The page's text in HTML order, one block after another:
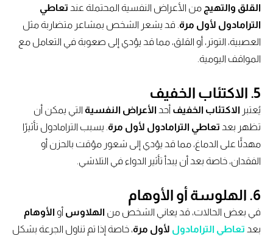
القلق والتهيجمن الأعراض النفسية المحتملة عندتعاطي
الترامادول لأول مرة. قد يشعر الشخص بمشاعر متضاربة مثل
العصبية، التوتر، أو القلق، مما قد يؤدي إلى صعوبة في التعامل مع
المواقف اليومية.
5. الاكتئاب الخفيف
يُعتبرالاكتئاب الخفيفأحدالأعراض النفسيةالتي يمكن أن
تظهر بعدتعاطي الترامادول لأول مرة. يسبب الترامادول تأثيرًا
مهدئًا على الدماغ، مما قد يؤدي إلى شعور مؤقت بالحزن أو
الفقدان، خاصة بعد أن يبدأ تأثير الدواء في التلاشي.
6. الهلوسة أو الأوهام
في بعض الحالات، قد يعاني الشخص منالهلاوس أوالأوهام
بعدتعاطي الترامادول لأول مرة، خاصة إذا تم تناول الجرعة بشكل